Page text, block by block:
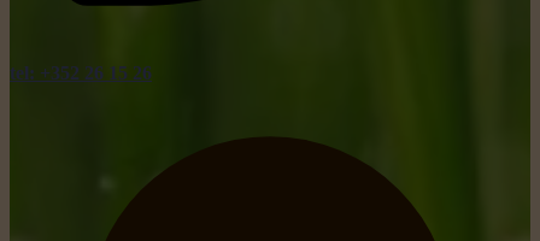
tel: +352 26 15 26